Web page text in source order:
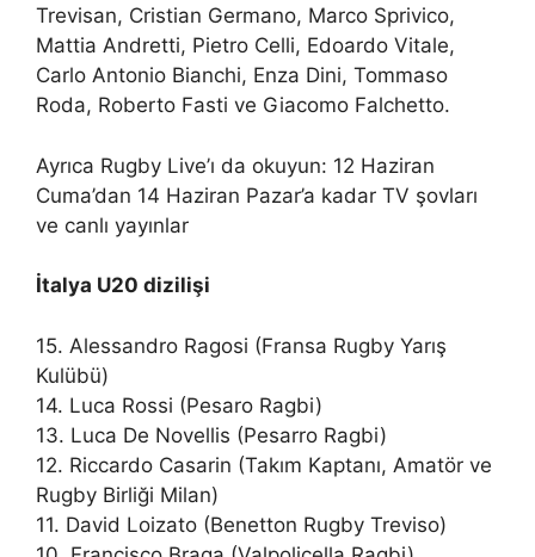
Trevisan, Cristian Germano, Marco Sprivico,
Mattia Andretti, Pietro Celli, Edoardo Vitale,
Carlo Antonio Bianchi, Enza Dini, Tommaso
Roda, Roberto Fasti ve Giacomo Falchetto.
Ayrıca Rugby Live’ı da okuyun: 12 Haziran
Cuma’dan 14 Haziran Pazar’a kadar TV şovları
ve canlı yayınlar
İtalya U20 dizilişi
15. Alessandro Ragosi (Fransa Rugby Yarış
Kulübü)
14. Luca Rossi (Pesaro Ragbi)
13. Luca De Novellis (Pesarro Ragbi)
12. Riccardo Casarin (Takım Kaptanı, Amatör ve
Rugby Birliği Milan)
11. David Loizato (Benetton Rugby Treviso)